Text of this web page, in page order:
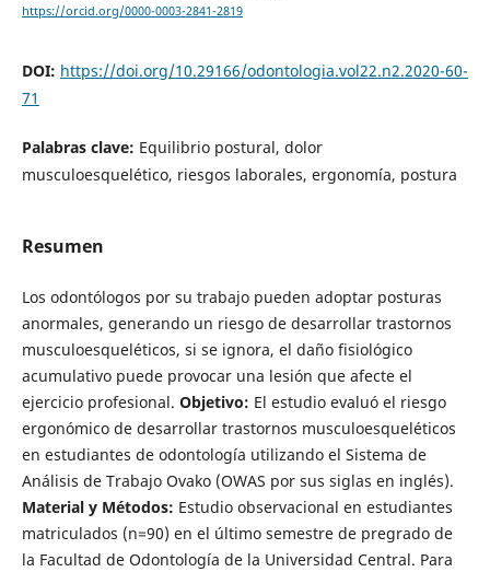
https://orcid.org/0000-0003-2841-2819
DOI: https://doi.org/10.29166/odontologia.vol22.n2.2020-60-
71
Palabras clave: Equilibrio postural, dolor
musculoesquelético, riesgos laborales, ergonomía, postura
Resumen
Los odontólogos por su trabajo pueden adoptar posturas
anormales, generando un riesgo de desarrollar trastornos
musculoesqueléticos, si se ignora, el daño fisiológico
acumulativo puede provocar una lesión que afecte el
ejercicio profesional. Objetivo: El estudio evaluó el riesgo
ergonómico de desarrollar trastornos musculoesqueléticos
en estudiantes de odontología utilizando el Sistema de
Análisis de Trabajo Ovako (OWAS por sus siglas en inglés).
Material y Métodos: Estudio observacional en estudiantes
matriculados (n=90) en el último semestre de pregrado de
la Facultad de Odontología de la Universidad Central. Para